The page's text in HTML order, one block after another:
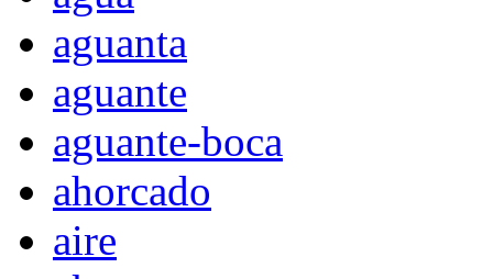
aguanta
aguante
aguante-boca
ahorcado
aire